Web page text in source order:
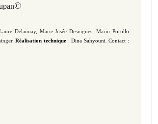
©
Delaunay,
Marie-Josée Desvignes, Mario Portillo
Réalisation technique : Dina Sahyouni.
Contact :